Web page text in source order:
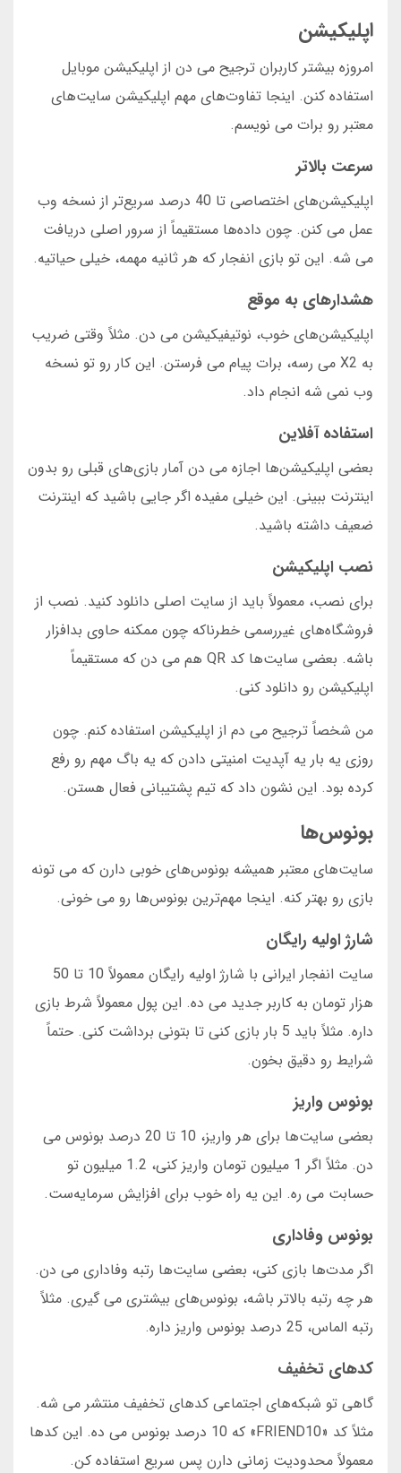
اپلیکیشن
امروزه بیشتر کاربران ترجیح می دن از اپلیکیشن موبایل
استفاده کنن. اینجا تفاوت‌های مهم اپلیکیشن سایت‌های
معتبر رو برات می نویسم.
سرعت بالاتر
اپلیکیشن‌های اختصاصی تا 40 درصد سریع‌تر از نسخه وب
عمل می کنن. چون داده‌ها مستقیماً از سرور اصلی دریافت
می شه. این تو بازی انفجار که هر ثانیه مهمه، خیلی حیاتیه.
هشدارهای به موقع
اپلیکیشن‌های خوب، نوتیفیکیشن می دن. مثلاً وقتی ضریب
به X2 می رسه، برات پیام می فرستن. این کار رو تو نسخه
وب نمی شه انجام داد.
استفاده آفلاین
بعضی اپلیکیشن‌ها اجازه می دن آمار بازی‌های قبلی رو بدون
اینترنت ببینی. این خیلی مفیده اگر جایی باشید که اینترنت
ضعیف داشته باشید.
نصب اپلیکیشن
برای نصب، معمولاً باید از سایت اصلی دانلود کنید. نصب از
فروشگاه‌های غیررسمی خطرناکه چون ممکنه حاوی بدافزار
باشه. بعضی سایت‌ها کد QR هم می دن که مستقیماً
اپلیکیشن رو دانلود کنی.
من شخصاً ترجیح می دم از اپلیکیشن استفاده کنم. چون
روزی یه بار یه آپدیت امنیتی دادن که یه باگ مهم رو رفع
کرده بود. این نشون داد که تیم پشتیبانی فعال هستن.
بونوس‌ها
سایت‌های معتبر همیشه بونوس‌های خوبی دارن که می تونه
بازی رو بهتر کنه. اینجا مهم‌ترین بونوس‌ها رو می خونی.
شارژ اولیه رایگان
سایت انفجار ایرانی با شارژ اولیه رایگان معمولاً 10 تا 50
هزار تومان به کاربر جدید می ده. این پول معمولاً شرط بازی
داره. مثلاً باید 5 بار بازی کنی تا بتونی برداشت کنی. حتماً
شرایط رو دقیق بخون.
بونوس واریز
بعضی سایت‌ها برای هر واریز، 10 تا 20 درصد بونوس می
دن. مثلاً اگر 1 میلیون تومان واریز کنی، 1.2 میلیون تو
حسابت می ره. این یه راه خوب برای افزایش سرمایه‌ست.
بونوس وفاداری
اگر مدت‌ها بازی کنی، بعضی سایت‌ها رتبه وفاداری می دن.
هر چه رتبه بالاتر باشه، بونوس‌های بیشتری می گیری. مثلاً
رتبه الماس، 25 درصد بونوس واریز داره.
کدهای تخفیف
گاهی تو شبکه‌های اجتماعی کدهای تخفیف منتشر می شه.
مثلاً کد «FRIEND10» که 10 درصد بونوس می ده. این کدها
معمولاً محدودیت زمانی دارن پس سریع استفاده کن.